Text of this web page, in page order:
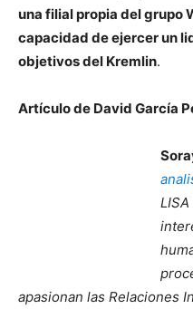
una filial propia del grupo
capacidad de ejercer un
objetivos del Kremlin.
Artículo de David García
apasionan las Relaciones